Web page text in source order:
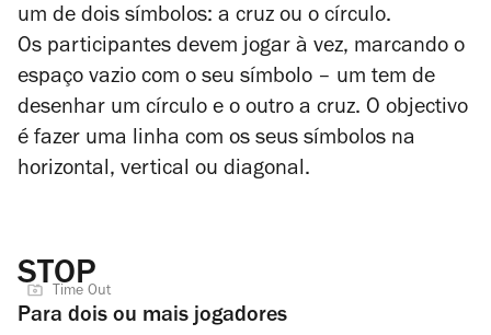
um de dois símbolos: a cruz ou o círculo.
Os participantes devem jogar à vez, marcando o
espaço vazio com o seu símbolo – um tem de
desenhar um círculo e o outro a cruz. O objectivo
é fazer uma linha com os seus símbolos na
horizontal, vertical ou diagonal.
STOP
Time Out
Para dois ou mais jogadores